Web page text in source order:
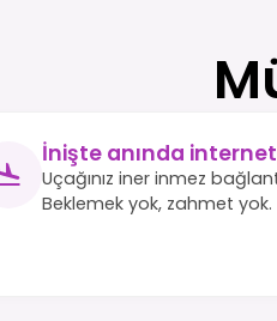
İnişte anında internet
Uçağınız iner inmez
Beklemek yok, zahmet yok.